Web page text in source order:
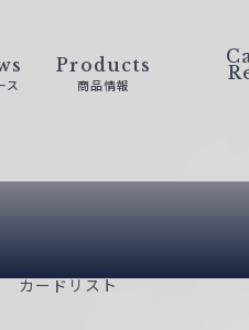
ス
Products
商品情報
カードリスト